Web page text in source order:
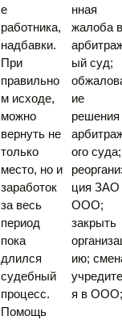
е
работника,
надбавки.
При
правильно
м исходе,
можно
вернуть не
только
место, но и
заработок
за весь
период
пока
длился
судебный
процесс.
Помощь
нная
жалоба в
ый суд;
ие
решения
ого суда;
ция ЗАО
ООО;
закрыть
ию;
я в ООО;